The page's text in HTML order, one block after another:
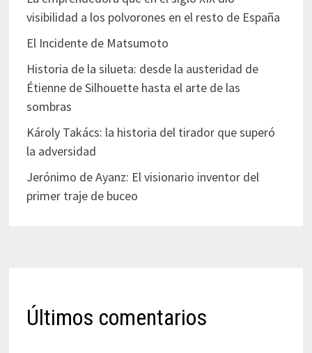
visibilidad a los polvorones en el resto de España
El Incidente de Matsumoto
Historia de la silueta: desde la austeridad de
Étienne de Silhouette hasta el arte de las
sombras
Károly Takács: la historia del tirador que superó
la adversidad
Jerónimo de Ayanz: El visionario inventor del
primer traje de buceo
Últimos comentarios